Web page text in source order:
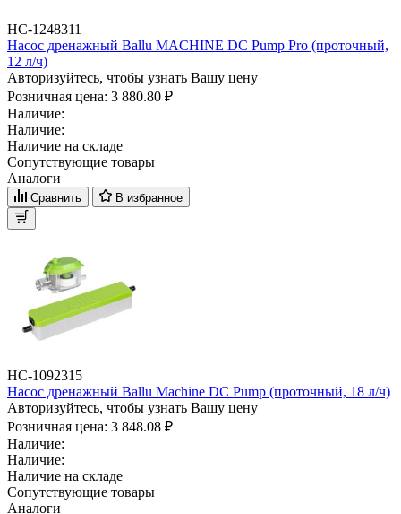
НС-1248311
Насос дренажный Ballu MACHINE DС Pump Pro (проточный,
12 л/ч)
Авторизуйтесь, чтобы узнать Вашу цену
Розничная цена: 3 880.80 ₽
Наличие:
Наличие:
Наличие на складе
Сопутствующие товары
Аналоги
Сравнить В избранное
НС-1092315
Насос дренажный Ballu Machine DС Pump (проточный, 18 л/ч)
Авторизуйтесь, чтобы узнать Вашу цену
Розничная цена: 3 848.08 ₽
Наличие:
Наличие:
Наличие на складе
Сопутствующие товары
Аналоги